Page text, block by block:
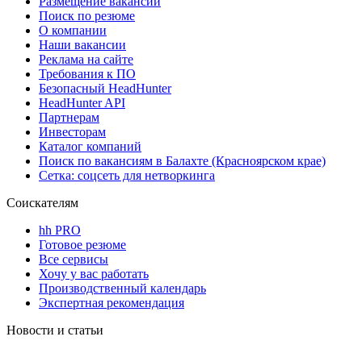
Поиск по резюме
О компании
Наши вакансии
Реклама на сайте
Требования к ПО
Безопасный HeadHunter
HeadHunter API
Партнерам
Инвесторам
Каталог компаний
Поиск по вакансиям в Балахте (Красноярском крае)
Сетка: соцсеть для нетворкинга
Соискателям
hh PRO
Готовое резюме
Все сервисы
Хочу у вас работать
Производственный календарь
Экспертная рекомендация
Новости и статьи